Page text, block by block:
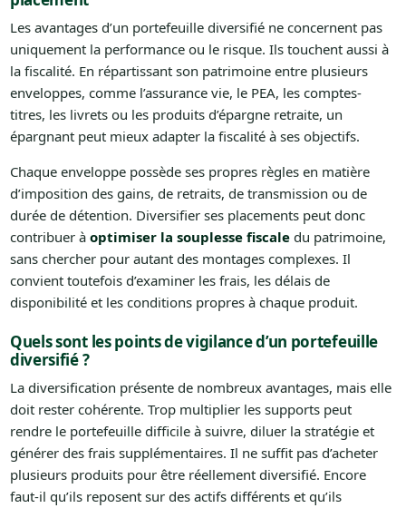
Les avantages d’un portefeuille diversifié ne concernent pas
uniquement la performance ou le risque. Ils touchent aussi à
la fiscalité. En répartissant son patrimoine entre plusieurs
enveloppes, comme l’assurance vie, le PEA, les comptes-
titres, les livrets ou les produits d’épargne retraite, un
épargnant peut mieux adapter la fiscalité à ses objectifs.
Chaque enveloppe possède ses propres règles en matière
d’imposition des gains, de retraits, de transmission ou de
durée de détention. Diversifier ses placements peut donc
contribuer à optimiser la souplesse fiscaledu patrimoine,
sans chercher pour autant des montages complexes. Il
convient toutefois d’examiner les frais, les délais de
disponibilité et les conditions propres à chaque produit.
Quels sont les points de vigilance d’un portefeuille
diversifié ?
La diversification présente de nombreux avantages, mais elle
doit rester cohérente. Trop multiplier les supports peut
rendre le portefeuille difficile à suivre, diluer la stratégie et
générer des frais supplémentaires. Il ne suffit pas d’acheter
plusieurs produits pour être réellement diversifié. Encore
faut-il qu’ils reposent sur des actifs différents et qu’ils